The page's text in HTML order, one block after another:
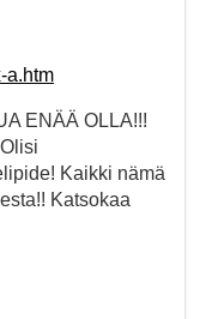
a.htm
ENÄÄ OLLA!!!
Kaikki nämä
Katsokaa